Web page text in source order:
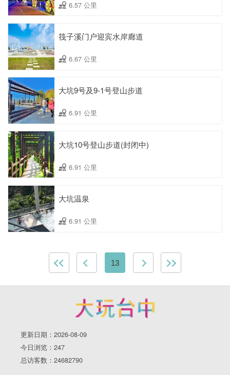
6.57 公里
筏子溪门户迎宾水岸廊道
6.67 公里
大坑9号及9-1号登山步道
6.91 公里
大坑10号登山步道(封闭中)
6.91 公里
大坑温泉
6.91 公里
13
更新日期：2026-08-09
今日浏览：247
总访客数：24682790